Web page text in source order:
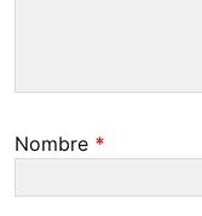
Nombre *